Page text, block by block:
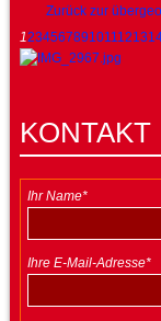
Zurück zur
12345678910111213
KONTAKT
Ihr Name*
Ihre E-Mail-Adresse*